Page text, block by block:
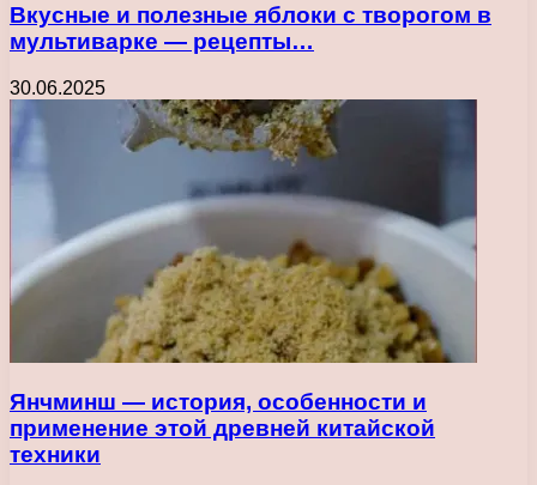
Вкусные и полезные яблоки с творогом в
мультиварке — рецепты…
30.06.2025
Янчминш — история, особенности и
применение этой древней китайской
техники